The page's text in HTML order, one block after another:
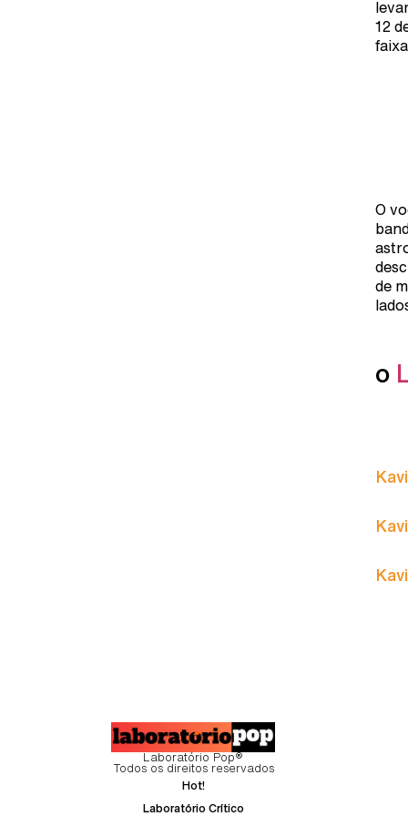
12
O
de
o
Laboratório Pop®
Todos os direitos reservados
Hot!
Laboratório Crítico